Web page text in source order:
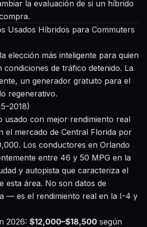
la evaluación de si un híbrido
Usados Híbridos para Commuters
elección más inteligente para quien
condiciones de tráfico detenido. La
un generador gratuito para el
regenerativo.
usado con mejor rendimiento real
el mercado de Central Florida por
Los conductores en Orlando
entre 46 y 50 MPG en la
y autopista que caracteriza el
esta área. No son datos de
— es el rendimiento real en la I-4 y
2026: $12,000–$18,500 según